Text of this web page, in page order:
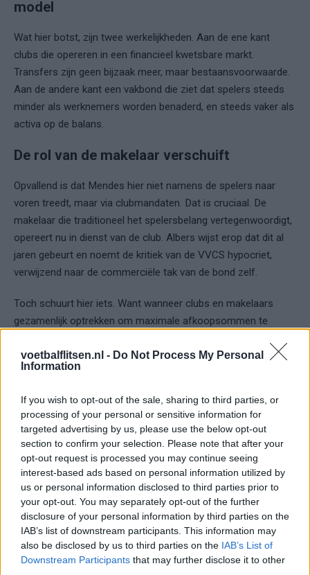
voetbalflitsen.nl - Do Not Process My Personal
Information
If you wish to opt-out of the sale, sharing to third parties, or
processing of your personal or sensitive information for
targeted advertising by us, please use the below opt-out
section to confirm your selection. Please note that after your
opt-out request is processed you may continue seeing
interest-based ads based on personal information utilized by
us or personal information disclosed to third parties prior to
your opt-out. You may separately opt-out of the further
disclosure of your personal information by third parties on the
IAB’s list of downstream participants. This information may
also be disclosed by us to third parties on the IAB’s List of
Downstream Participants that may further disclose it to other
model
Wat hier botst, zijn twee werkelijkheden. Aan de ene kant
clubs die opereren in een financieel kwetsbare markt.
Transfers zijn geen bijzaak meer, maar bestaansvoorwaarde.
Aan de andere kant een vakbond die ziet dat spelers steeds
minder als werknemers worden benaderd, en steeds vaker als
activa op de balans.
De rol van de makelaar verschuift
Opvallend is dat Mendes hier niet namens de spelers naar
voren treedt, maar via clubmandaten. Dat is cruciaal. De
makelaar die traditioneel het spelersbelang vertegenwoordigt,
opereert nu in dienst van de club. Albers wijst erop dat dit al
jaren gebeurt en noemt de kritiek van de VVCS hypocriet,
verwijzend naar de commerciële tak van de bond zelf.
Toch schuurt hier iets. Want wanneer clubs en makelaars
gezamenlijk optrekken om maximale afkoopsommen te
formeel centraal, maar raakt in de praktijk gevangen tussen
contract, marktwaarde en juridische constructies.
Het Diarra-arrest als sluimerend risico
De waarschuwing van de VVCS is niet vrijblijvend. Mocht dit
model doorzetten, dan is het volgens de bond slechts een
kwestie van tijd voordat spelers zich tot de burgerlijke rechter
wenden. Niet via sportrecht, maar via Europees arbeidsrecht.
Dat zou een breuk betekenen met hoe transfers decennialang
zijn geregeld. Afkoopsommen zijn toegestaan, maar niet
onbeperkt. En juist daar wringt het bij de inzet van Mendes: